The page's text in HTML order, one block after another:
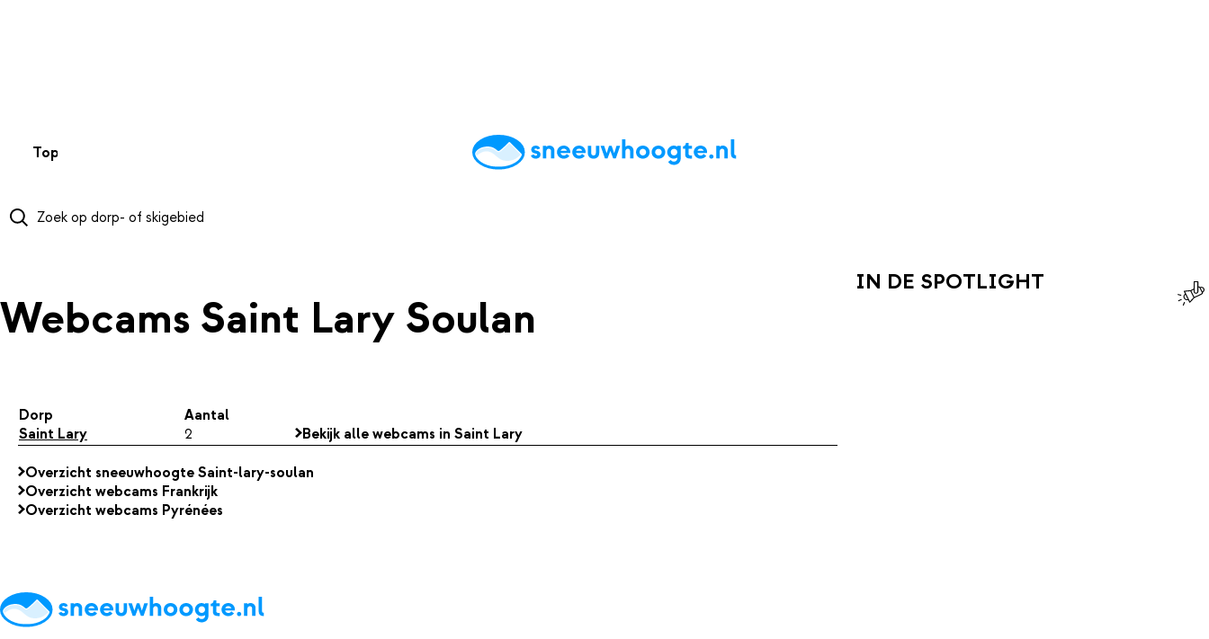
Top 50 AccommodatiesTipsReviewsLive updatesApp
Webcams Saint Lary Soulan
Dorp
Aantal
Saint Lary
2 Bekijk alle webcams in Saint Lary
Overzicht sneeuwhoogte Saint-lary-soulan
Overzicht webcams Frankrijk
Overzicht webcams Pyrénées
IN DE SPOTLIGHT